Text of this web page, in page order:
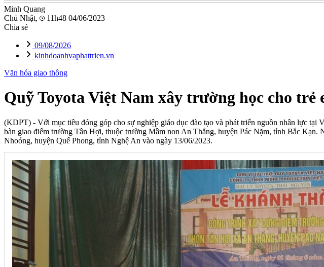
Minh Quang
Chủ Nhật,
11h48 04/06/2023
Chia sẻ
09/08/2026
kinhdoanhvaphattrien.vn
Văn hóa giao thông
Quỹ Toyota Việt Nam xây trường học cho trẻ
(KDPT) - Với mục tiêu đóng góp cho sự nghiệp giáo dục đào tạo và phát triển nguồn nhân lực
bàn giao điểm trường Tân Hợi, thuộc trường Mầm non An Thắng, huyện Pác Nặm, tỉnh Bắc
Nhoóng, huyện Quế Phong, tỉnh Nghệ An vào ngày 13/06/2023.